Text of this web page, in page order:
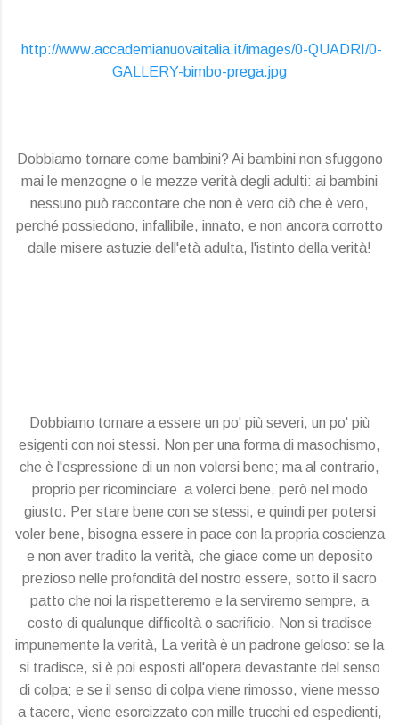
http://www.accademianuovaitalia.it/images/0-QUADRI/0-
GALLERY-bimbo-prega.jpg
Dobbiamo tornare come bambini? Ai bambini non sfuggono
mai le menzogne o le mezze verità degli adulti: ai bambini
nessuno può raccontare che non è vero ciò che è vero,
perché possiedono, infallibile, innato, e non ancora corrotto
dalle misere astuzie dell'età adulta, l'istinto della verità!
Dobbiamo tornare a essere un po' più severi, un po' più
esigenti con noi stessi. Non per una forma di masochismo,
che è l'espressione di un non volersi bene; ma al contrario,
proprio per ricominciare a volerci bene, però nel modo
giusto. Per stare bene con se stessi, e quindi per potersi
voler bene, bisogna essere in pace con la propria coscienza
e non aver tradito la verità, che giace come un deposito
prezioso nelle profondità del nostro essere, sotto il sacro
patto che noi la rispetteremo e la serviremo sempre, a
costo di qualunque difficoltà o sacrificio. Non si tradisce
impunemente la verità, La verità è un padrone geloso: se la
si tradisce, si è poi esposti all'opera devastante del senso
di colpa; e se il senso di colpa viene rimosso, viene messo
a tacere, viene esorcizzato con mille trucchi ed espedienti,